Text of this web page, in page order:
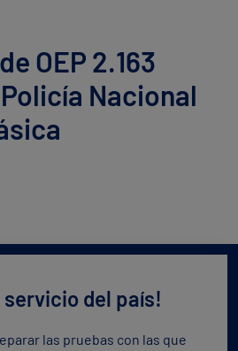
OEP 2.163
Nacional
servicio del país!
las pruebas con las que